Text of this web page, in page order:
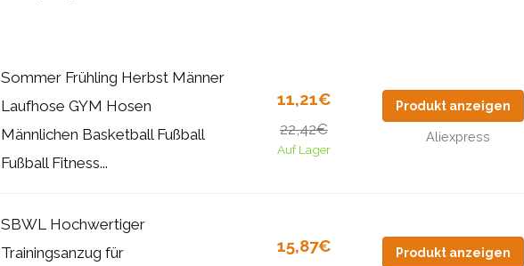
Sommer Frühling Herbst Männer
Laufhose GYM Hosen
Männlichen Basketball Fußball
Fußball Fitness...
11,21€
22,42€
Auf Lager
Produkt anzeigen
Aliexpress
SBWL Hochwertiger
Trainingsanzug für
15,87€ Produkt anzeigen